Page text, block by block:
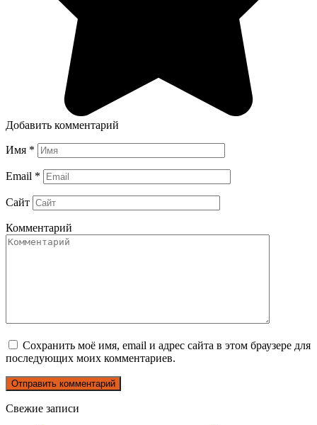
Добавить комментарий
Имя *
Email *
Сайт
Комментарий
Сохранить моё имя, email и адрес сайта в этом браузере для
последующих моих комментариев.
Свежие записи